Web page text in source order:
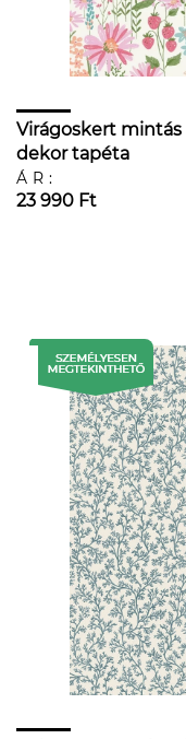
Virágoskert mintás
dekor tapéta
ÁR:
23 990 Ft